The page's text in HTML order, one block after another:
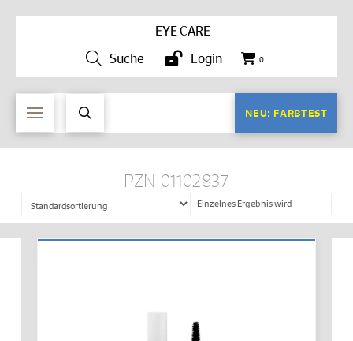
EYE CARE
Suche
Login 0
NEU: FARBTEST
PZN-01102837
Einzelnes Ergebnis wird
angezeigt